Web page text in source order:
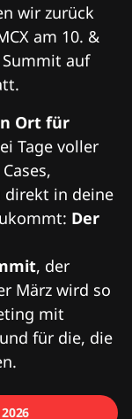
wir zurück
am 10. &
auf
Ort für
Tage voller
direkt in deine
Der
, der
März wird so
mit
für die, die